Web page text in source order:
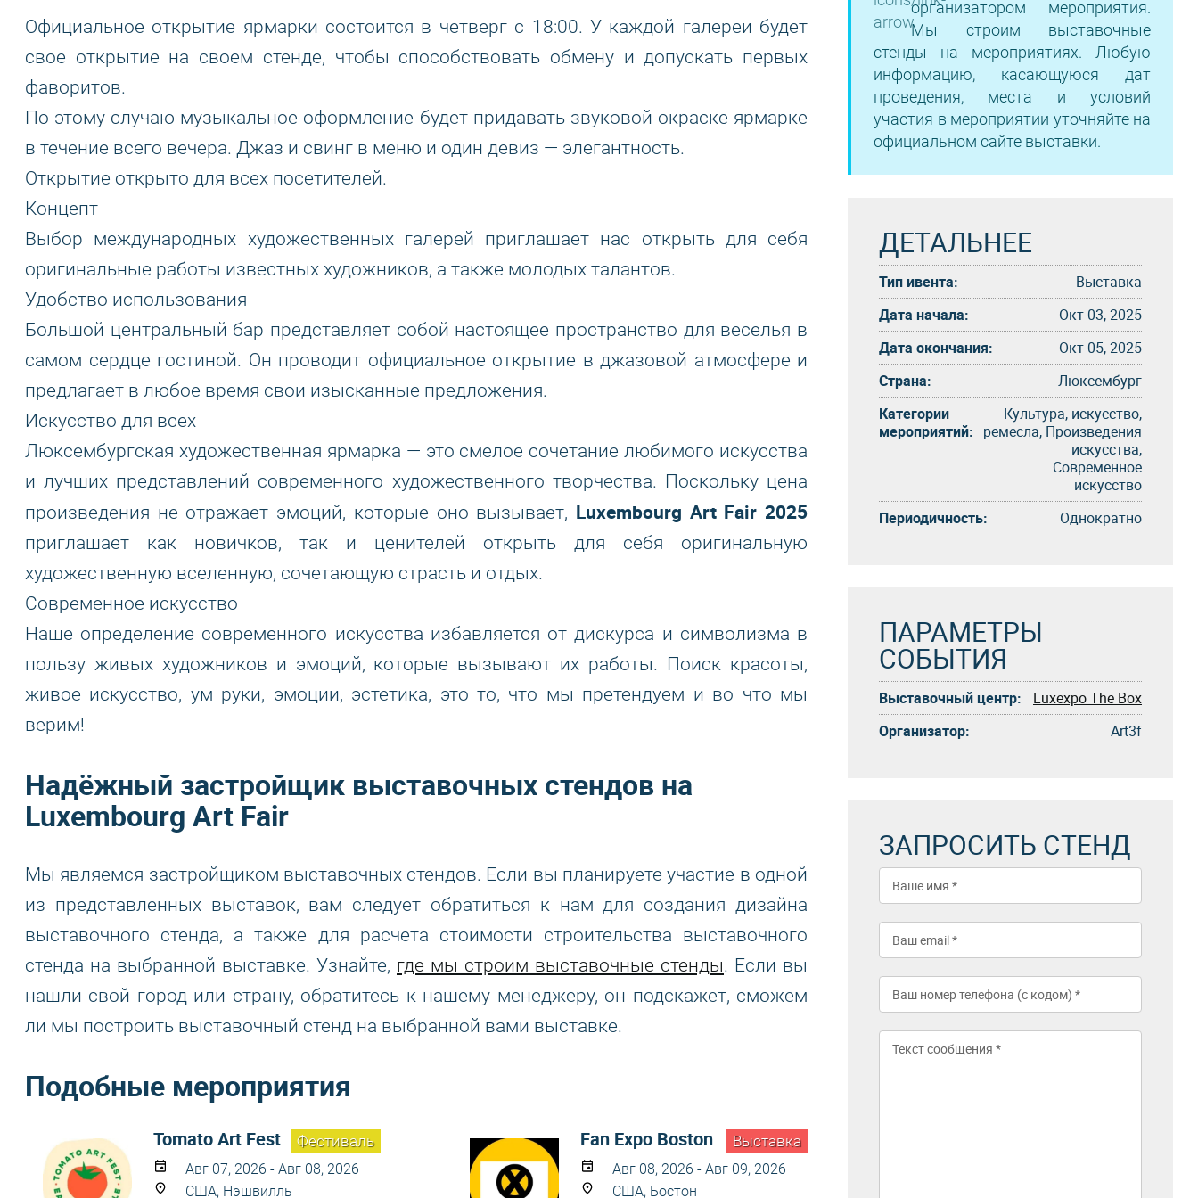
Официальное открытие ярмарки состоится в четверг с 18:00. У каждой галереи будет
свое открытие на своем стенде, чтобы способствовать обмену и допускать первых
фаворитов.
По этому случаю музыкальное оформление будет придавать звуковой окраске ярмарке
в течение всего вечера. Джаз и свинг в меню и один девиз — элегантность.
Открытие открыто для всех посетителей.
Концепт
Выбор международных художественных галерей приглашает нас открыть для себя
оригинальные работы известных художников, а также молодых талантов.
Удобство использования
Большой центральный бар представляет собой настоящее пространство для веселья в
самом сердце гостиной. Он проводит официальное открытие в джазовой атмосфере и
предлагает в любое время свои изысканные предложения.
Искусство для всех
Люксембургская художественная ярмарка — это смелое сочетание любимого искусства
и лучших представлений современного художественного творчества. Поскольку цена
произведения не отражает эмоций, которые оно вызывает, Luxembourg Art Fair 2025
приглашает как новичков, так и ценителей открыть для себя оригинальную
художественную вселенную, сочетающую страсть и отдых.
Современное искусство
Наше определение современного искусства избавляется от дискурса и символизма в
пользу живых художников и эмоций, которые вызывают их работы. Поиск красоты,
живое искусство, ум руки, эмоции, эстетика, это то, что мы претендуем и во что мы
верим!
Надёжный застройщик выставочных стендов на
Luxembourg Art Fair
Мы являемся застройщиком выставочных стендов. Если вы планируете участие в одной
из представленных выставок, вам следует обратиться к нам для создания дизайна
выставочного стенда, а также для расчета стоимости строительства выставочного
стенда на выбранной выставке. Узнайте, где мы строим выставочные стенды. Если вы
нашли свой город или страну, обратитесь к нашему менеджеру, он подскажет, сможем
ли мы построить выставочный стенд на выбранной вами выставке.
Подобные мероприятия
Фестиваль
Tomato Art Fest
Авг 07, 2026 - Авг 08, 2026
США, Нэшвилль
Выставка
Fan Expo Boston
Авг 08, 2026 - Авг 09, 2026
США, Бостон
организатором мероприятия.
Мы строим выставочные
стенды на мероприятиях. Любую
информацию, касающуюся дат
проведения, места и условий
участия в мероприятии уточняйте на
официальном сайте выставки.
ДЕТАЛЬНЕЕ
Тип ивента:
Выставка
Дата начала:
Окт 03, 2025
Дата окончания:
Окт 05, 2025
Страна:
Люксембург
Категории
мероприятий:
Культура, искусство,
ремесла, Произведения
искусства,
Современное
искусство
Периодичность:
Однократно
ПАРАМЕТРЫ
СОБЫТИЯ
Выставочный центр:
Luxexpo The Box
Организатор:
Art3f
ЗАПРОСИТЬ СТЕНД